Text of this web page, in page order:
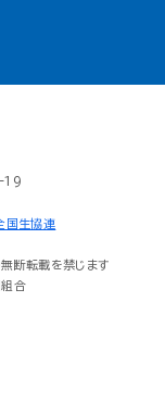
19
国生協連
断転載を禁じます
合